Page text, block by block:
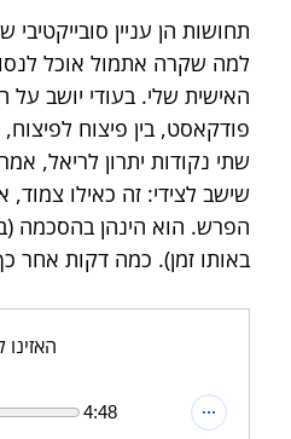
תחושות הן עניין
למה שקרה אתמול אוכל
האישית שלי. בעודי יושב על
פודקאסט, בין פיצוח
שתי נקודות יתרון לריאל,
הפרש. הוא הינהן בהסכמה
באותו זמן). כמה דקות אחר
4:48